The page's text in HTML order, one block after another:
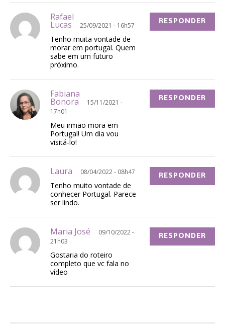
Rafael
Lucas 25/09/2021 - 16h57
Tenho muita vontade de
morar em portugal. Quem
sabe em um futuro
próximo.
RESPONDER
Fabiana
Bonora
15/11/2021 -
17h01
Meu irmão mora em
Portugal! Um dia vou
visitá-lo!
RESPONDER
Laura 08/04/2022 - 08h47
Tenho muito vontade de
conhecer Portugal. Parece
ser lindo.
RESPONDER
Maria José
09/10/2022 -
21h03
Gostaria do roteiro
completo que vc fala no
vídeo
RESPONDER